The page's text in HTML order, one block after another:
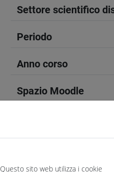
Settore scientifico
Periodo
Anno corso
Spazio Moodle
Questo sito web utilizza i cookie